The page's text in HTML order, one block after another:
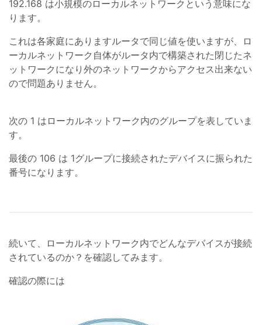
192.168 は小規模のローカルネットワークという意味にな
ります。
これは各家庭にありますルータで同じ値を使いますが、ロ
ーカルネットワーク自体がルータ内で構築された閉じたネ
ットワークになり外のネットワークからアクセス出来ない
ので問題ありません。
次の 1 はローカルネットワーク内のグループを表していま
す。
最後の 106 は 1グループに接続されたデバイスに振られた
番号になります。
続いて、ローカルネットワーク内でどんなデバイスが接続
されているのか？を確認してみます。
確認の際には